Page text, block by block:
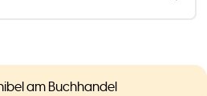
am Buchhandel